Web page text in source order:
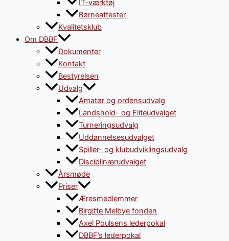
IT-værktøj
Børneattester
Kvalitetsklub
Om DBBF
Dokumenter
Kontakt
Bestyrelsen
Udvalg
Amatør og ordensudvalg
Landshold- og Eliteudvalget
Turneringsudvalg
Uddannelsesudvalget
Spiller- og klubudviklingsudvalg
Disciplinærudvalget
Årsmøde
Priser
Æresmedlemmer
Birgitte Melbye fonden
Axel Poulsens lederpokal
DBBF’s lederpokal